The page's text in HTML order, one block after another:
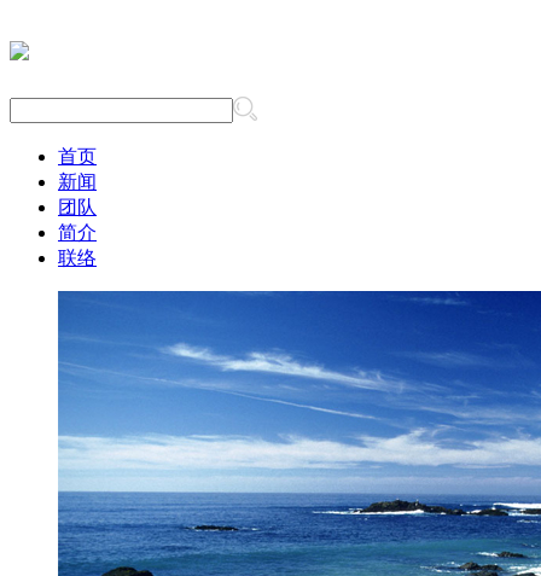
首页
新闻
团队
简介
联络